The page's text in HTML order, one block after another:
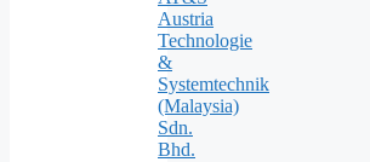
Austria
Technologie
&
Systemtechnik
(Malaysia)
Sdn.
Bhd.